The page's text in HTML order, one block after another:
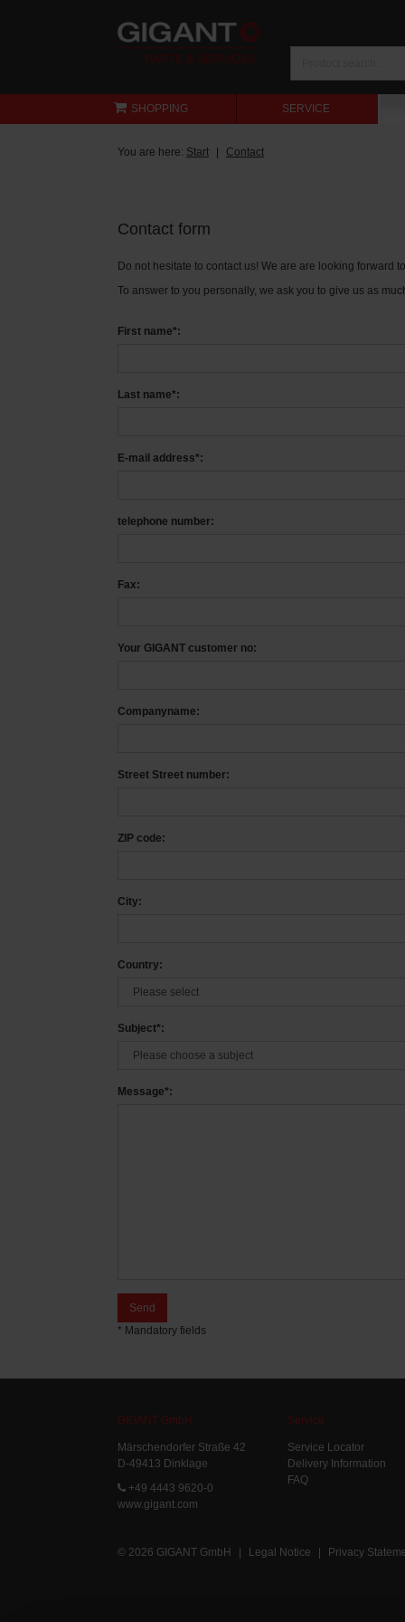
SHOPPING SERVICE
You are here: Start Contact
Contact form
Do not hesitate to contact us! We are are looking forward
To answer to you personally, we ask you to give us as
First name*:
Last name*:
E-mail address*:
telephone number:
Fax:
Your GIGANT customer no:
Companyname:
Street Street number:
ZIP code:
City:
Country:
Subject*:
Message*:
Send
* Mandatory fields
GIGANT GmbH
Märschendorfer Straße 42
D-49413 Dinklage
+49 4443 9620-0
www.gigant.com
Service
Service Locator
Delivery Information
FAQ
© 2026 GIGANT GmbH | Legal Notice | Privacy